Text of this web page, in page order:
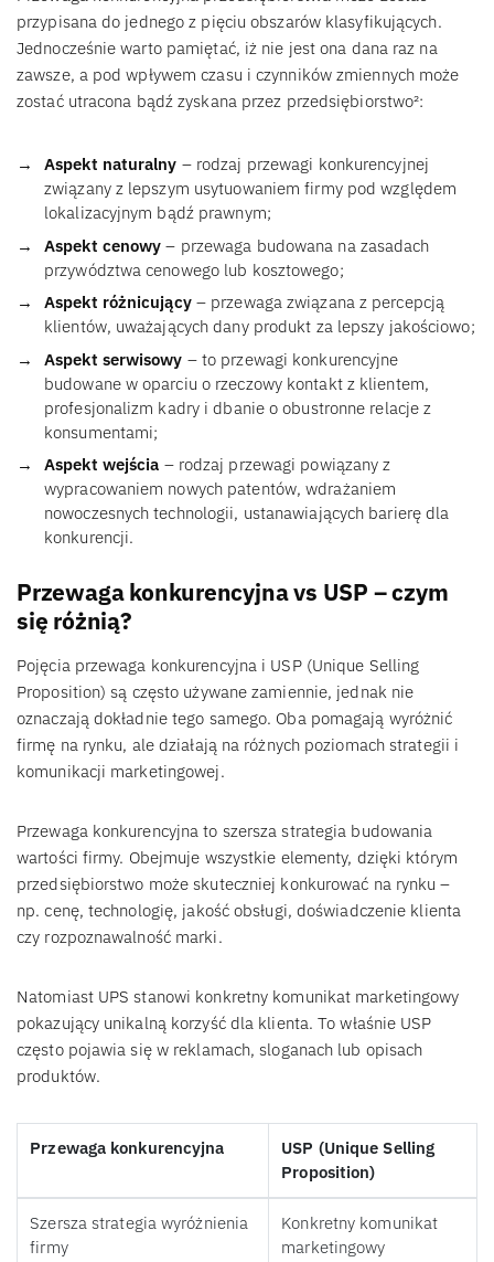
przypisana do jednego z pięciu obszarów klasyfikujących.
Jednocześnie warto pamiętać, iż nie jest ona dana raz na
zawsze, a pod wpływem czasu i czynników zmiennych może
zostać utracona bądź zyskana przez przedsiębiorstwo²:
Aspekt naturalny – rodzaj przewagi konkurencyjnej
związany z lepszym usytuowaniem firmy pod względem
lokalizacyjnym bądź prawnym;
Aspekt cenowy – przewaga budowana na zasadach
przywództwa cenowego lub kosztowego;
Aspekt różnicujący– przewaga związana z percepcją
klientów, uważających dany produkt za lepszy jakościowo;
Aspekt serwisowy – to przewagi konkurencyjne
budowane w oparciu o rzeczowy kontakt z klientem,
profesjonalizm kadry i dbanie o obustronne relacje z
konsumentami;
Aspekt wejścia – rodzaj przewagi powiązany z
wypracowaniem nowych patentów, wdrażaniem
nowoczesnych technologii, ustanawiających barierę dla
konkurencji.
Przewaga konkurencyjna vs USP – czym
się różnią?
Pojęcia przewaga konkurencyjna i USP (Unique Selling
Proposition) są często używane zamiennie, jednak nie
oznaczają dokładnie tego samego. Oba pomagają wyróżnić
firmę na rynku, ale działają na różnych poziomach strategii i
komunikacji marketingowej.
Przewaga konkurencyjna to szersza strategia budowania
wartości firmy. Obejmuje wszystkie elementy, dzięki którym
przedsiębiorstwo może skuteczniej konkurować na rynku –
np. cenę, technologię, jakość obsługi, doświadczenie klienta
czy rozpoznawalność marki.
Natomiast UPS stanowi konkretny komunikat marketingowy
pokazujący unikalną korzyść dla klienta. To właśnie USP
często pojawia się w reklamach, sloganach lub opisach
produktów.
Przewaga konkurencyjna
USP (Unique Selling
Proposition)
Szersza strategia wyróżnienia
firmy
Konkretny komunikat
marketingowy